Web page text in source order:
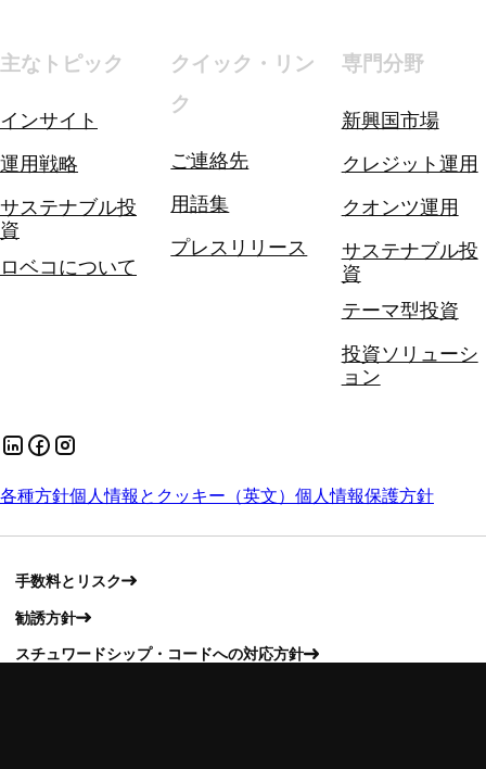
主なトピック
インサイト
運用戦略
サステナブル投
資
ロベコについて
クイック・リン
ク
ご連絡先
用語集
プレスリリース
専門分野
新興国市場
クレジット運用
クオンツ運用
サステナブル投
資
テーマ型投資
投資ソリューシ
ョン
各種方針個人情報とクッキー（英文） 個人情報保護方針
手数料とリスク
勧誘方針
スチュワードシップ・コードへの対応方針